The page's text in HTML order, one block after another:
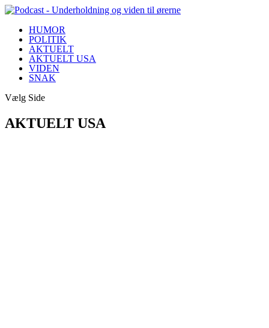
HUMOR
POLITIK
AKTUELT
AKTUELT USA
VIDEN
SNAK
Vælg Side
AKTUELT USA